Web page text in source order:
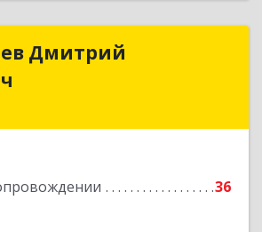
Дмитрий
36
ИП Чекулаев Дмитрий